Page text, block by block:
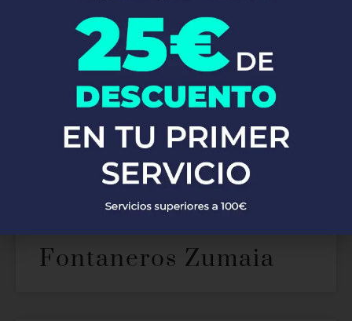
Fontaneros Zurgena
Fontaneros
Zumarraga
Fontaneros Zumaia